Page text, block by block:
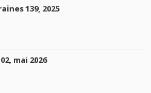
139, 2025
mai 2026